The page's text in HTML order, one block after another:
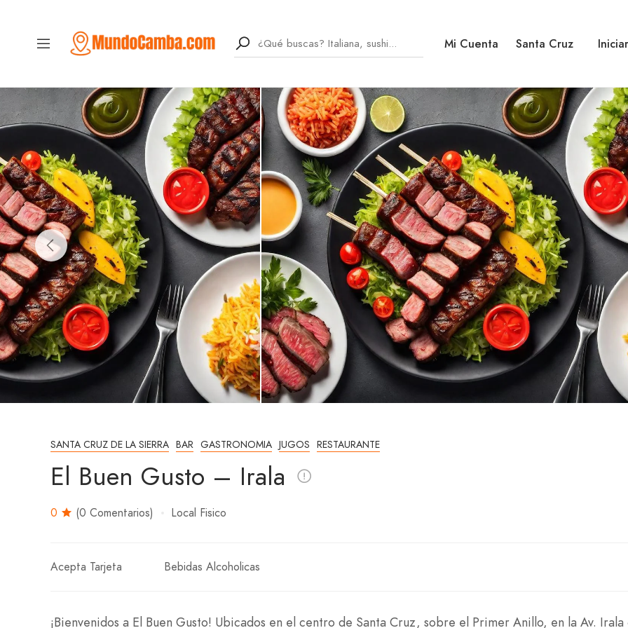
Mi Cuenta Santa Cruz
SANTA CRUZ DE LA SIERRA BAR GASTRONOMIA JUGOS RESTAURANTE
El Buen Gusto – Irala
0 (0 Comentarios) Local Fisico
Acepta Tarjeta Bebidas Alcoholicas
¡Bienvenidos a El Buen Gusto! Ubicados en el centro de Santa Cruz, sobre el Primer Anillo, en la Av. Irala